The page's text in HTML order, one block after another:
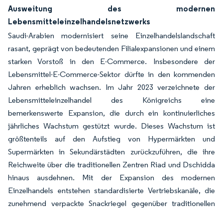
Ausweitung des modernen
Lebensmitteleinzelhandelsnetzwerks
Saudi-Arabien modernisiert seine Einzelhandelslandschaft
rasant, geprägt von bedeutenden Filialexpansionen und einem
starken Vorstoß in den E-Commerce. Insbesondere der
Lebensmittel-E-Commerce-Sektor dürfte in den kommenden
Jahren erheblich wachsen. Im Jahr 2023 verzeichnete der
Lebensmitteleinzelhandel des Königreichs eine
bemerkenswerte Expansion, die durch ein kontinuierliches
jährliches Wachstum gestützt wurde. Dieses Wachstum ist
größtenteils auf den Aufstieg von Hypermärkten und
Supermärkten in Sekundärstädten zurückzuführen, die ihre
Reichweite über die traditionellen Zentren Riad und Dschidda
hinaus ausdehnen. Mit der Expansion des modernen
Einzelhandels entstehen standardisierte Vertriebskanäle, die
zunehmend verpackte Snackriegel gegenüber traditionellen